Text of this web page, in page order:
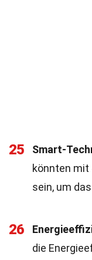
25 Smart-
könnten
sein, um
26
die